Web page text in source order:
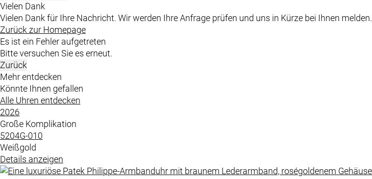
Vielen Dank
Vielen Dank für Ihre Nachricht. Wir werden Ihre Anfrage prüfen und uns in Kürze bei Ihnen melden.
Zurück zur Homepage
Es ist ein Fehler aufgetreten
Bitte versuchen Sie es erneut.
Zurück
Mehr entdecken
Könnte Ihnen gefallen
Alle Uhren entdecken
2026
Große Komplikation
5204G​-010
Weißgold
Details anzeigen